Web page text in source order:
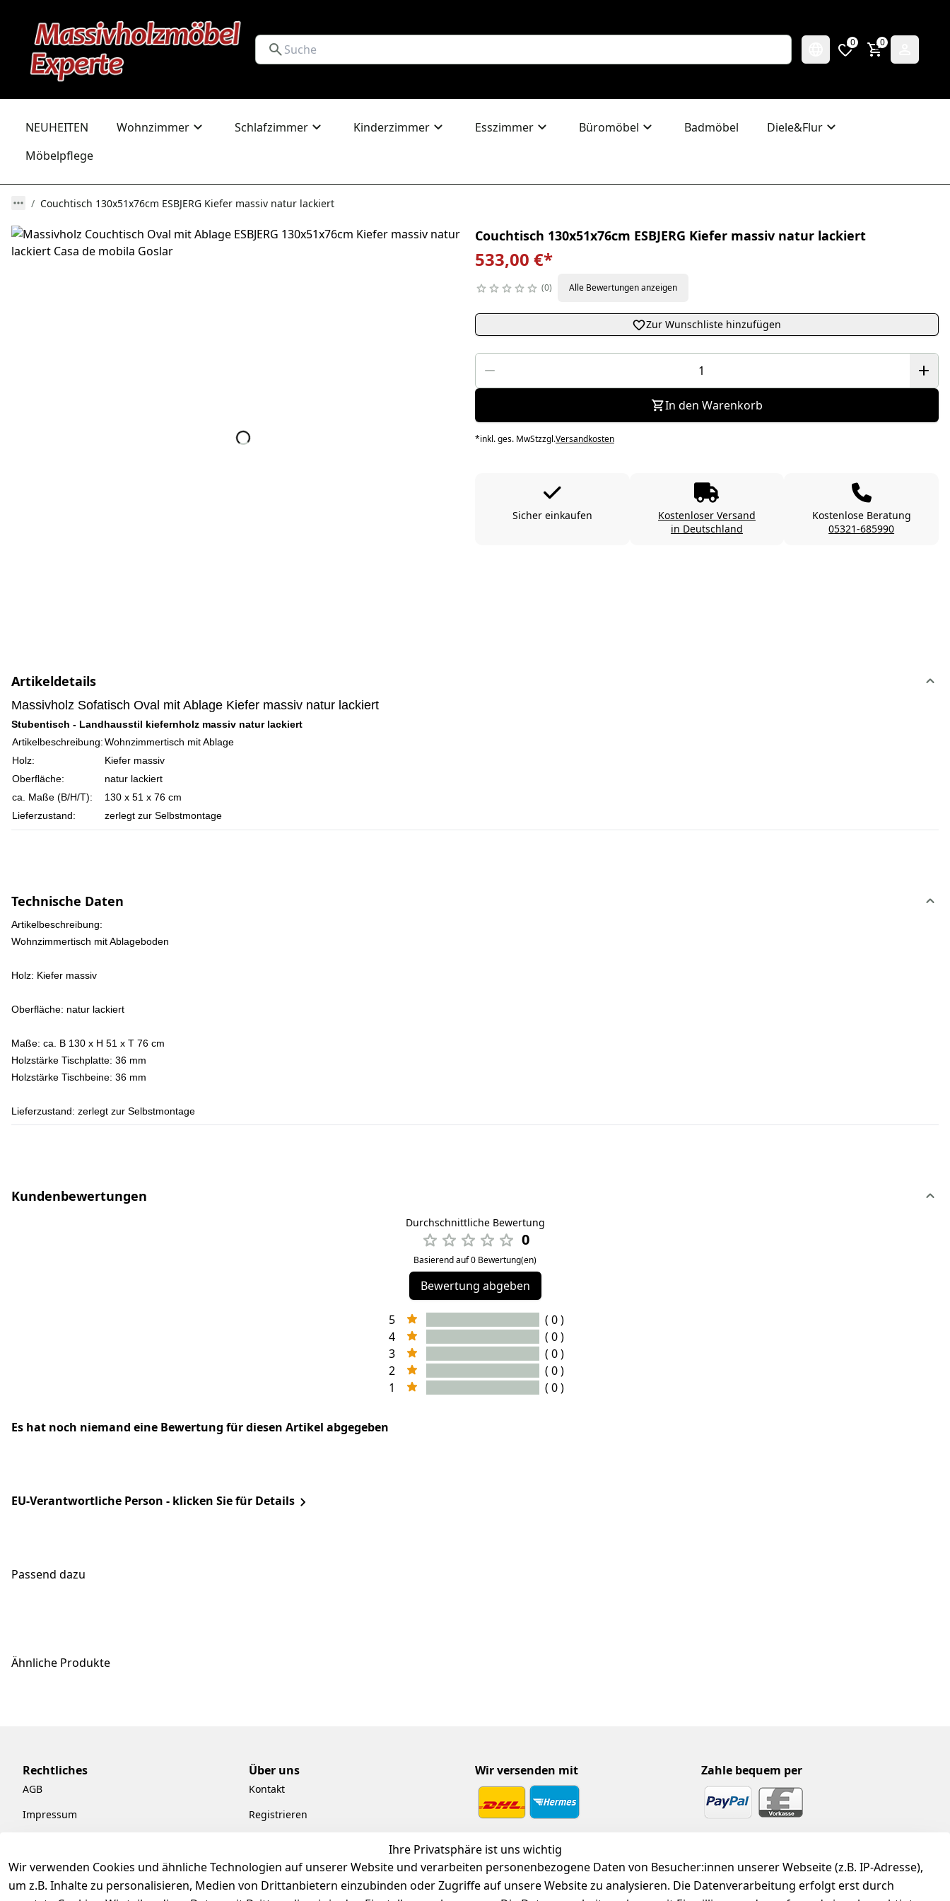
0 0
NEUHEITEN Wohnzimmer Schlafzimmer Kinderzimmer Esszimmer Büromöbel Badmöbel
Diele&Flur
Möbelpflege
Couchtisch 130x51x76cm ESBJERG Kiefer massiv natur lackiert
Couchtisch 130x51x76cm ESBJERG Kiefer massiv natur lackiert
533,00 €*
0 Alle Bewertungen anzeigen
Zur Wunschliste hinzufügen
In den Warenkorb
*inkl. ges. MwStzzgl.Versandkosten
Sicher einkaufen
Kostenloser Versand
in Deutschland
Kostenlose Beratung
05321-685990
Artikeldetails
Massivholz Sofatisch Oval mit Ablage Kiefer massiv natur lackiert
Stubentisch - Landhausstil kiefernholz massiv natur lackiert
Artikelbeschreibung:Wohnzimmertisch mit Ablage
Holz:
Kiefer massiv
Oberfläche:
natur lackiert
ca. Maße (B/H/T):
130 x 51 x 76 cm
Lieferzustand:
zerlegt zur Selbstmontage
Technische Daten
Artikelbeschreibung:
Wohnzimmertisch mit Ablageboden
Holz: Kiefer massiv
Oberfläche: natur lackiert
Maße: ca. B 130 x H 51 x T 76 cm
Holzstärke Tischplatte: 36 mm
Holzstärke Tischbeine: 36 mm
Lieferzustand: zerlegt zur Selbstmontage
Kundenbewertungen
Durchschnittliche Bewertung
0
Basierend auf 0 Bewertung(en)
Bewertung abgeben
5
( 0 )
4
( 0 )
3
( 0 )
2
( 0 )
1
( 0 )
Es hat noch niemand eine Bewertung für diesen Artikel abgegeben
EU-Verantwortliche Person - klicken Sie für Details
Passend dazu
Ähnliche Produkte
Ihre Privatsphäre ist uns wichtig
Wir verwenden Cookies und ähnliche Technologien auf unserer Website und verarbeiten personenbezogene Daten von Besucher:innen unserer Webseite (z.B. IP-Adresse),
um z.B. Inhalte zu personalisieren, Medien von Drittanbietern einzubinden oder Zugriffe auf unsere Website zu analysieren. Die Datenverarbeitung erfolgt erst durch
Rechtliches
AGB
Impressum
Barrierefreiheitserklärung
Widerrufsrecht
Über uns
Kontakt
Registrieren
Pflege & Kundendienst
Kiefermöbel
Wir versenden mit Zahle bequem per